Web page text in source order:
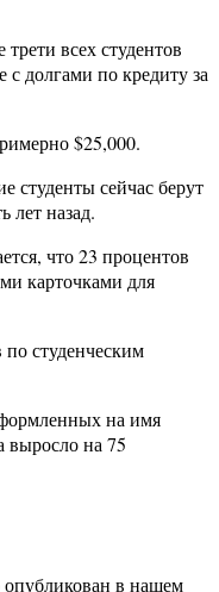
всех студентов
долгами по кредиту за
$25,000.
студенты сейчас берут
лет назад.
что 23 процентов
карточками для
студенческим
на имя
выросло на 75
опубликован в нашем